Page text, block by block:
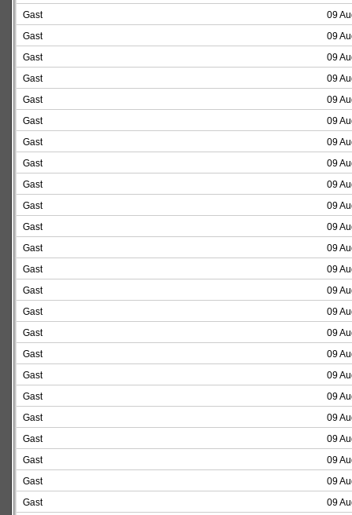
Gast
09
Gast
09
Gast
09
Gast
09
Gast
09
Gast
09
Gast
09
Gast
09
Gast
09
Gast
09
Gast
09
Gast
09
Gast
09
Gast
09
Gast
09
Gast
09
Gast
09
Gast
09
Gast
09
Gast
09
Gast
09
Gast
09
Gast
09
Gast
09